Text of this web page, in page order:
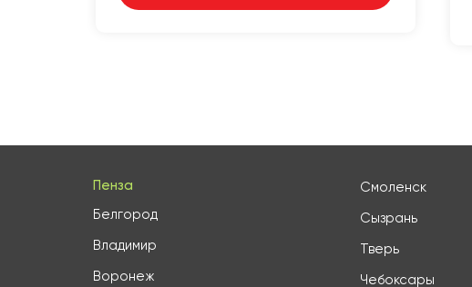
Пенза
Белгород
Владимир
Воронеж
Смоленск
Сызрань
Тверь
Чебоксары